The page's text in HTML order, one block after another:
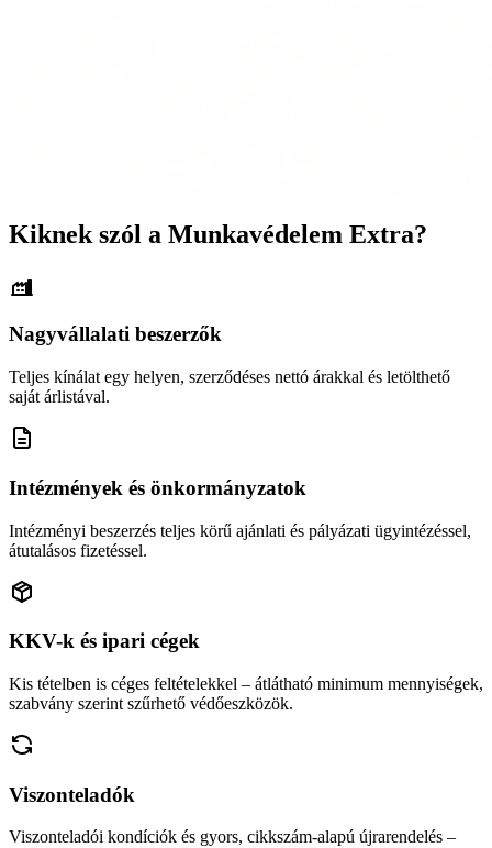
Kiknek szól a Munkavédelem Extra?
Nagyvállalati beszerzők
Teljes kínálat egy helyen, szerződéses nettó árakkal és letölthető
saját árlistával.
Intézmények és önkormányzatok
Intézményi beszerzés teljes körű ajánlati és pályázati ügyintézéssel,
átutalásos fizetéssel.
KKV-k és ipari cégek
Kis tételben is céges feltételekkel – átlátható minimum mennyiségek,
szabvány szerint szűrhető védőeszközök.
Viszonteladók
Viszonteladói kondíciók és gyors, cikkszám-alapú újrarendelés –